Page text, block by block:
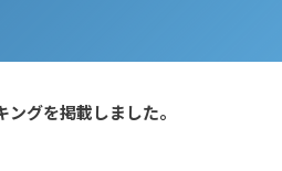
グを掲載しました。